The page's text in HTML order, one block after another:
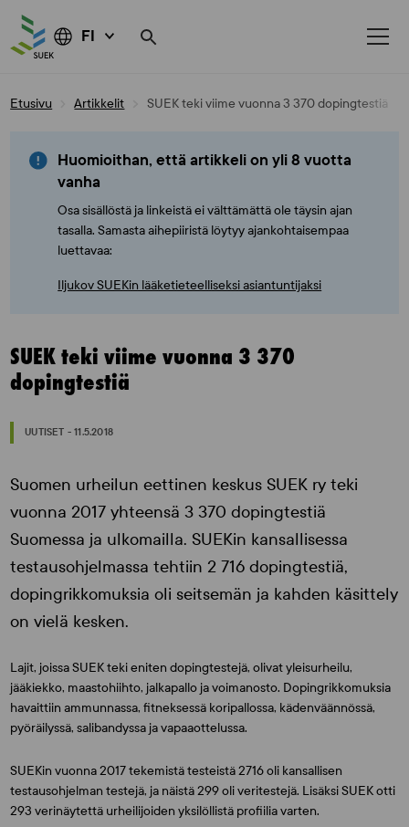
FI
Etusivu Artikkelit SUEK teki viime vuonna 3 370 dopingtestiä
Huomioithan, että artikkeli on yli 8 vuotta
vanha
Osa sisällöstä ja linkeistä ei välttämättä ole täysin ajan
tasalla. Samasta aihepiiristä löytyy ajankohtaisempaa
luettavaa:
Iljukov SUEKin lääketieteelliseksi asiantuntijaksi
SUEK teki viime vuonna 3 370
dopingtestiä
UUTISET - 11.5.2018
Suomen urheilun eettinen keskus SUEK ry teki
vuonna 2017 yhteensä 3 370 dopingtestiä
Suomessa ja ulkomailla. SUEKin kansallisessa
testausohjelmassa tehtiin 2 716 dopingtestiä,
dopingrikkomuksia oli seitsemän ja kahden käsittely
on vielä kesken.
Lajit, joissa SUEK teki eniten dopingtestejä, olivat yleisurheilu,
jääkiekko, maastohiihto, jalkapallo ja voimanosto. Dopingrikkomuksia
havaittiin ammunnassa, fitneksessä koripallossa, kädenväännössä,
pyöräilyssä, salibandyssa ja vapaaottelussa.
SUEKin vuonna 2017 tekemistä testeistä 2716 oli kansallisen
testausohjelman testejä, ja näistä 299 oli veritestejä. Lisäksi SUEK otti
293 verinäytettä urheilijoiden yksilöllistä profiilia varten.